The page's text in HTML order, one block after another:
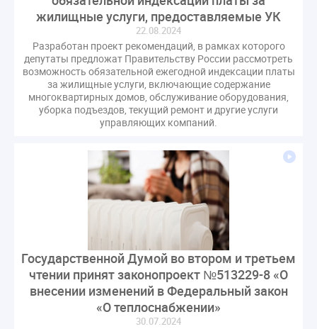
жилищные услуги, предоставляемые УК
22.08.2024
Разработан проект рекомендаций, в рамках которого
депутаты предложат Правительству России рассмотреть
возможность обязательной ежегодной индексации платы
за жилищные услуги, включающие содержание
многоквартирных домов, обслуживание оборудования,
уборка подъездов, текущий ремонт и другие услуги
управляющих компаний.
Государственной Думой во втором и третьем
чтении принят законопроект №513229-8 «О
внесении изменений в Федеральный закон
«О теплоснабжении»
30.07.2024